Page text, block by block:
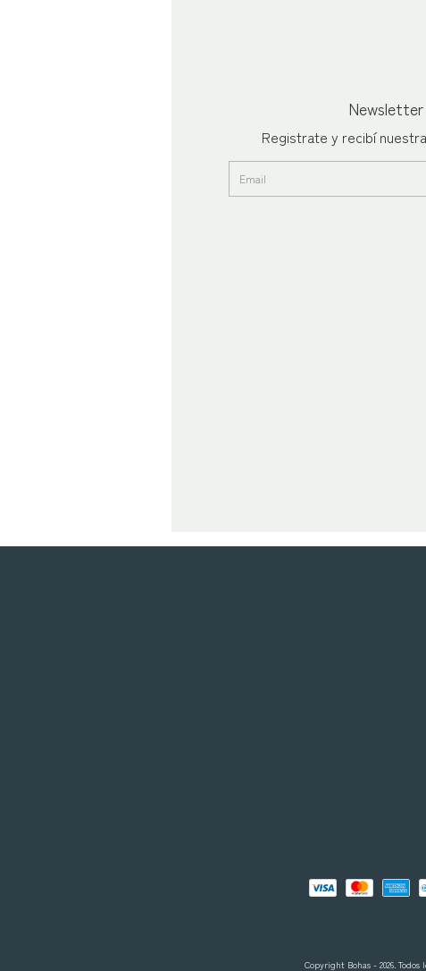
Newsletter
Registrate y recibí
Copyright Bohas - 2026. Todos